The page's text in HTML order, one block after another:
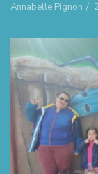
Annabelle Pignon /